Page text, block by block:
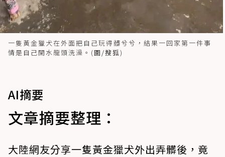
一隻黃金獵犬在外面把自己玩得髒兮兮，結果一回家第一件事
情是自己開水龍頭洗澡。(圖/搜狐)
AI摘要
文章摘要整理：
大陸網友分享一隻黃金獵犬外出弄髒後，竟